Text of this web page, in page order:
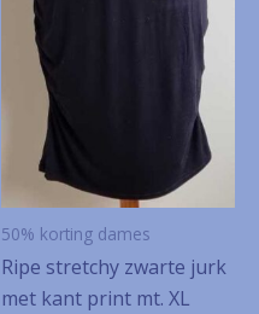
50% korting dames
Ripe stretchy zwarte jurk
met kant print mt. XL